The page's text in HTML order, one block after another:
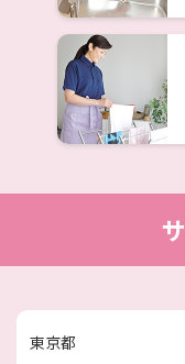
東京都